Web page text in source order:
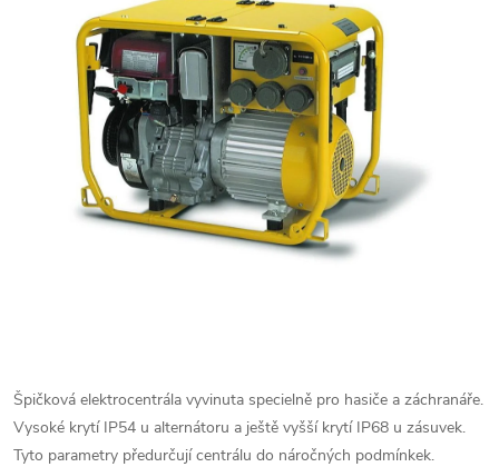
Špičková elektrocentrála vyvinuta specielně pro hasiče a záchranáře.
Vysoké krytí IP54 u alternátoru a ještě vyšší krytí IP68 u zásuvek.
Tyto parametry předurčují centrálu do náročných podmínkek.